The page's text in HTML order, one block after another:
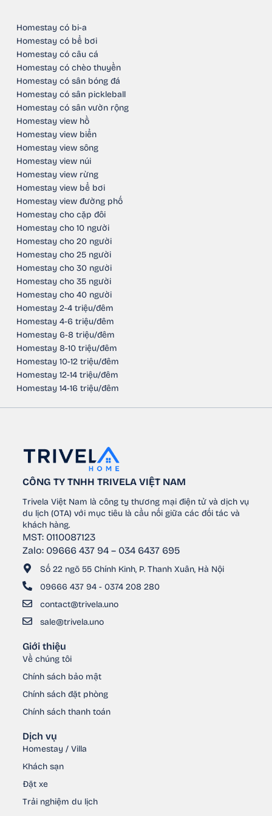
Homestay có bi-a
Homestay có bể bơi
Homestay có câu cá
Homestay có chèo thuyền
Homestay có sân bóng đá
Homestay có sân pickleball
Homestay có sân vườn rộng
Homestay view hồ
Homestay view biển
Homestay view sông
Homestay view núi
Homestay view rừng
Homestay view bể bơi
Homestay view đường phố
Homestay cho cặp đôi
Homestay cho 10 người
Homestay cho 20 người
Homestay cho 25 người
Homestay cho 30 người
Homestay cho 35 người
Homestay cho 40 người
Homestay 2-4 triệu/đêm
Homestay 4-6 triệu/đêm
Homestay 6-8 triệu/đêm
Homestay 8-10 triệu/đêm
Homestay 10-12 triệu/đêm
Homestay 12-14 triệu/đêm
Homestay 14-16 triệu/đêm
CÔNG TY TNHH TRIVELA VIỆT NAM
Trivela Việt Nam là công ty thương mại điện tử và dịch vụ
du lịch (OTA) với mục tiêu là cầu nối giữa các đối tác và
khách hàng.
MST: 0110087123
Zalo: 09666 437 94 – 034 6437 695
Số 22 ngõ 55 Chính Kinh, P. Thanh Xuân, Hà Nội
09666 437 94 - 0374 208 280
contact@trivela.uno
sale@trivela.uno
Giới thiệu
Về chúng tôi
Chính sách bảo mật
Chính sách đặt phòng
Chính sách thanh toán
Dịch vụ
Homestay / Villa
Khách sạn
Đặt xe
Trải nghiệm du lịch